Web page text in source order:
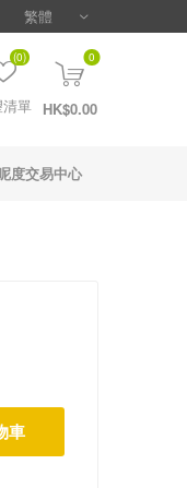
單
(0) 0
HK$0.00
度交易中心